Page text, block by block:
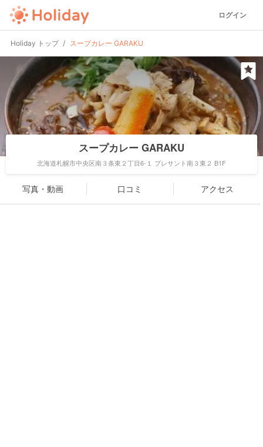
ログイン
Holiday トップ スープカレー GARAKU
スープカレー GARAKU
北海道札幌市中央区南３条東２丁目6-１ プレサント南３東２ B1F
写真・動画 口コミ アクセス